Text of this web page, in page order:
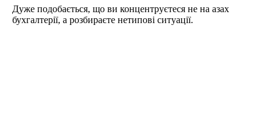
Дуже подобається, що ви концентруєтеся не на азах
бухгалтерії, а розбираєте нетипові ситуації.